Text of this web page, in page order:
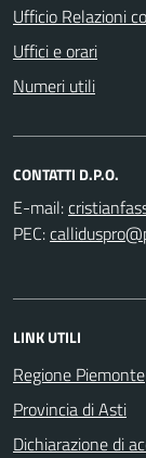
Ufficio Relazioni
Uffici e orari
Numeri utili
CONTATTI D.P.O.
E-mail:
PEC:
LINK UTILI
Regione Piemonte
Provincia di Asti
Dichiarazione di